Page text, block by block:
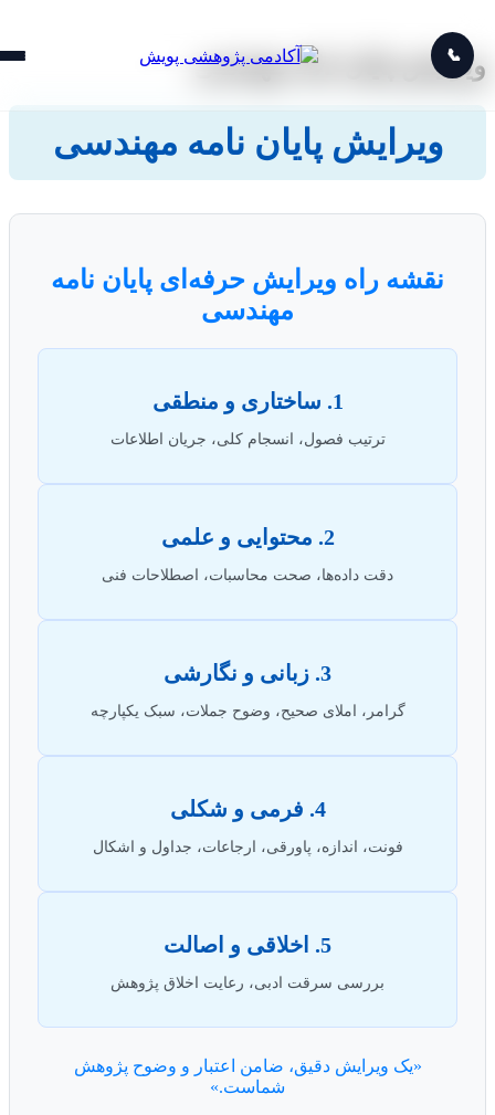
📞 پایان نامه مهندسی
ویرایش پایان نامه مهندسی
نقشه راه ویرایش حرفه‌ای پایان نامه
مهندسی
ترتیب فصول، انسجام کلی، جریان اطلاعات
دقت داده‌ها، صحت محاسبات، اصطلاحات فنی
گرامر، املای صحیح، وضوح جملات، سبک یکپارچه
فونت، اندازه، پاورقی، ارجاعات، جداول و اشکال
بررسی سرقت ادبی، رعایت اخلاق پژوهش
«یک ویرایش دقیق، ضامن اعتبار و وضوح پژوهش
شماست.»